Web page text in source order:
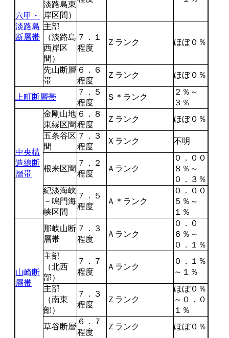
六甲・
淡路島
断層帯
淡路島東
岸区間）
主部
（淡路島
西岸区
間）
７．１
程度
Ｚランク ほぼ０％
先山断層
帯
６．６
程度
Ｚランク ほぼ０％
上町断層帯
７．５
程度
Ｓ＊ランク
２％～
３％
中央構
造線断
層帯
金剛山地
東縁区間
６．８
程度
Ｚランク
ほぼ０％
五条谷区
間
７．３
程度
Ｘランク 不明
根来区間
７．２
程度
Ａランク
０．００
８％～
０．３％
紀淡海峡
－鳴門海
峡区間
７．５
程度
Ａ＊ランク
０．００
５％～
１％
山崎断
層帯
那岐山断
層帯
７．３
程度
Ａランク
０．０
６％～
０．１％
主部
（北西
部）
７．７
程度
Ａランク
０．１％
～１％
主部
（南東
部）
７．３
程度
Ｚランク
ほぼ０％
～０．０
１％
草谷断層
６．７
程度
Ｚランク ほぼ０％